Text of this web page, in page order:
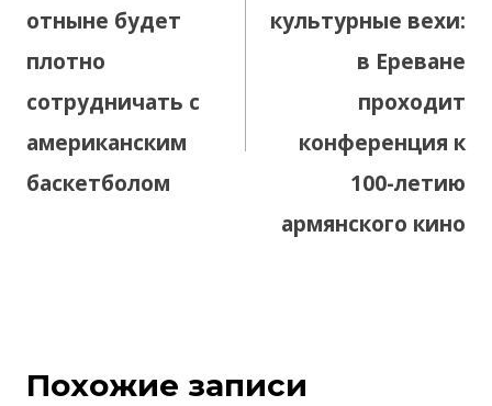
отныне будет
плотно
сотрудничать с
американским
баскетболом
культурные вехи:
в Ереване
проходит
конференция к
100-летию
армянского кино
Похожие записи